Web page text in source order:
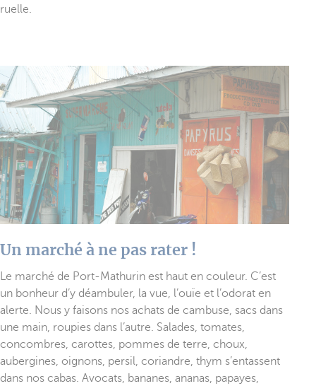
ruelle.
Un marché à ne pas rater !
Le marché de Port-Mathurin est haut en couleur. C’est
un bonheur d’y déambuler, la vue, l’ouïe et l’odorat en
alerte. Nous y faisons nos achats de cambuse, sacs dans
une main, roupies dans l’autre. Salades, tomates,
concombres, carottes, pommes de terre, choux,
aubergines, oignons, persil, coriandre, thym s’entassent
dans nos cabas. Avocats, bananes, ananas, papayes,